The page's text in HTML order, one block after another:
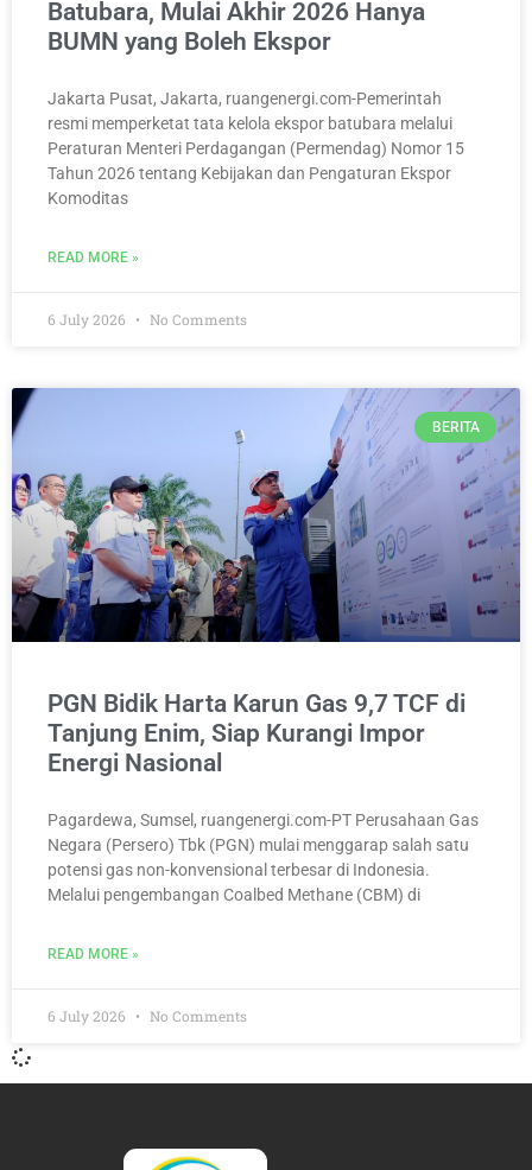
Batubara, Mulai Akhir 2026 Hanya
BUMN yang Boleh Ekspor
Jakarta Pusat, Jakarta, ruangenergi.com-Pemerintah
resmi memperketat tata kelola ekspor batubara melalui
Peraturan Menteri Perdagangan (Permendag) Nomor 15
Tahun 2026 tentang Kebijakan dan Pengaturan Ekspor
Komoditas
READ MORE »
6 July 2026 No Comments
BERITA
PGN Bidik Harta Karun Gas 9,7 TCF di
Tanjung Enim, Siap Kurangi Impor
Energi Nasional
Pagardewa, Sumsel, ruangenergi.com-PT Perusahaan Gas
Negara (Persero) Tbk (PGN) mulai menggarap salah satu
potensi gas non-konvensional terbesar di Indonesia.
Melalui pengembangan Coalbed Methane (CBM) di
READ MORE »
6 July 2026 No Comments